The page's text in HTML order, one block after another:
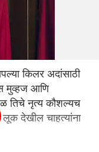
किलर अदांसाठी
मुव्हज आणि
तिचे नृत्य कौशल्यच
देखील चाहत्यांना